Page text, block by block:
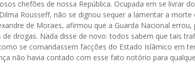
chefões de nossa República. Ocupada em se livrar
Rousseff, não se dignou sequer a lamentar a
de Moraes, afirmou que a Guarda Nacional
de drogas. Nada disse de novo: todos sabem que tais
se comandassem facções do Estado Islâmico em
não havia contado com esse fato notório para